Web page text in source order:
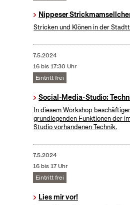
Nippeser
Stricken und Klönen in der
7.5.2024
16 bis 17:30 Uhr
Eintritt frei
Social-Media-Studio:
In diesem Workshop
grundlegenden Funktionen der
Studio vorhandenen Technik.
7.5.2024
16 bis 17 Uhr
Eintritt frei
Lies mir vor!